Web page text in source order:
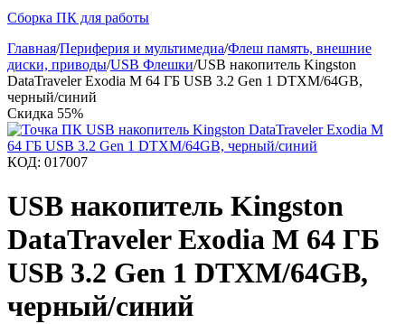
Сборка ПК для работы
Главная/Периферия и мультимедиа/Флеш память, внешние
диски, приводы/USB Флешки/USB накопитель Kingston
DataTraveler Exodia M 64 ГБ USB 3.2 Gen 1 DTXM/64GB,
черный/синий
Скидка 55%
КОД: 017007
USB накопитель Kingston
DataTraveler Exodia M 64 ГБ
USB 3.2 Gen 1 DTXM/64GB,
черный/синий